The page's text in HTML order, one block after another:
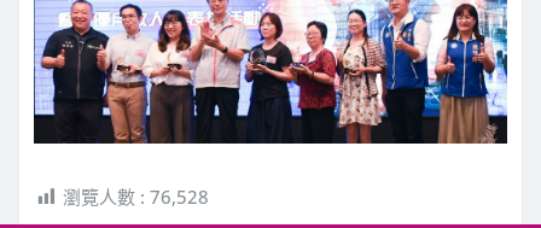
瀏覽人數 : 76,528